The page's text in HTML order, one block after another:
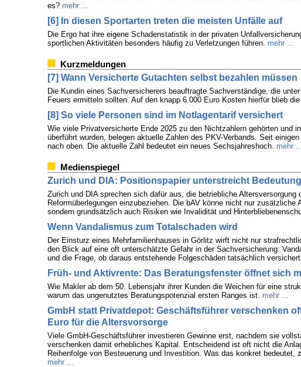
es? mehr ...
[6] In diesen Sportarten treten die meisten Unfälle auf
Die Ergo hat ihre eigene Schadenstatistik in der privaten
sportlichen Aktivitäten besonders häufig zu Verletzungen führen. mehr ...
Kurzmeldungen
[7] Wann Versicherte Gutachten selbst bezahlen müssen
Die Kundin eines Sachversicherers beauftragte Sachverständige, die
Feuers ermitteln sollten. Auf den knapp 6.000 Euro Kosten hierfür blieb
[8] So viele Personen sind im Notlagentarif versichert
Wie viele Privatversicherte Ende 2025 zu den Nichtzahlern gehörten und
überführt wurden, belegen aktuelle Zahlen des PKV-Verbands. Seit
nach oben. Die aktuelle Zahl bedeutet ein neues Sechsjahreshoch. mehr
Medienspiegel
Zurich und DIA: Positionspapier unterstreicht
Zurich und DIA sprechen sich dafür aus, die betriebliche Altersversorgung
Reformüberlegungen einzubeziehen. Die bAV könne nicht nur zusätzliche
sondern grundsätzlich auch Risiken wie Invalidität und
Wenn Vandalismus zum Totalschaden wird
Der Einsturz eines Mehrfamilienhauses in Görlitz wirft nicht nur
den Blick auf eine oft unterschätzte Gefahr in der Sachversicherung:
und die Frage, ob daraus entstehende Folgeschäden tatsächlich
Früh- und Aktivrente: Das Beratungsfenster öffnet sich
Wie Makler ab dem 50. Lebensjahr ihrer Kunden die Weichen für eine
warum das ungenutztes Beratungspotenzial ersten Ranges ist. mehr ...
GmbH statt Privatdepot: Geschäftsführer verschenken
Euro für die Altersvorsorge
Viele GmbH-Geschäftsführer investieren Gewinne erst, nachdem sie
verschenken damit erhebliches Kapital. Entscheidend ist oft nicht die
Reihenfolge von Besteuerung und Investition. Was das konkret bedeutet,
mehr ...